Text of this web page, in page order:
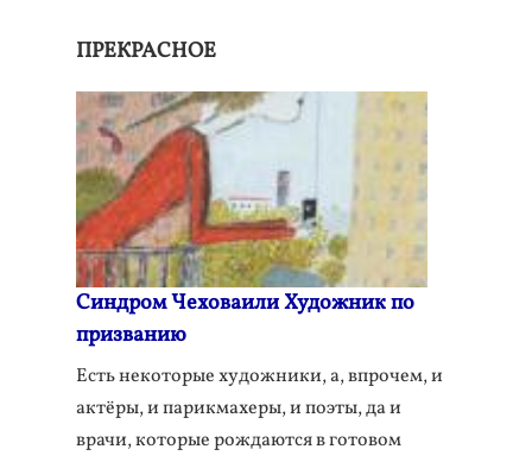
ПРЕКРАСНОЕ
Синдром Чеховаили Художник по
призванию
Есть некоторые художники, а, впрочем, и
актёры, и парикмахеры, и поэты, да и
врачи, которые рождаются в готовом